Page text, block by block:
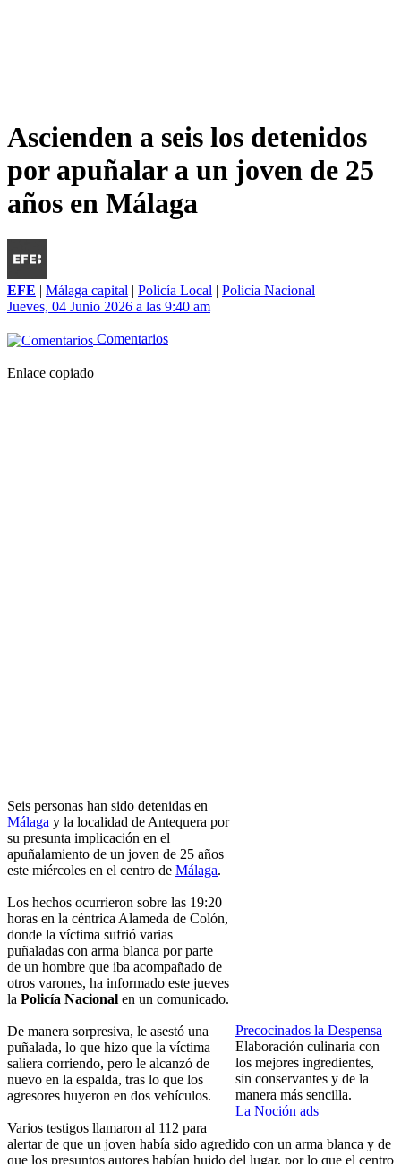
Ascienden a seis los detenidos
por apuñalar a un joven de 25
años en Málaga
EFE | Málaga capital | Policía Local | Policía Nacional
Jueves, 04 Junio 2026 a las 9:40 am
Comentarios
Enlace copiado
Precocinados la Despensa
Elaboración culinaria con
los mejores ingredientes,
sin conservantes y de la
manera más sencilla.
La Noción ads
Seis personas han sido detenidas en
Málaga y la localidad de Antequera por
su presunta implicación en el
apuñalamiento de un joven de 25 años
este miércoles en el centro de Málaga.
Los hechos ocurrieron sobre las 19:20
horas en la céntrica Alameda de Colón,
donde la víctima sufrió varias
puñaladas con arma blanca por parte
de un hombre que iba acompañado de
otros varones, ha informado este jueves
la Policía Nacional en un comunicado.
De manera sorpresiva, le asestó una
puñalada, lo que hizo que la víctima
saliera corriendo, pero le alcanzó de
nuevo en la espalda, tras lo que los
agresores huyeron en dos vehículos.
Varios testigos llamaron al 112 para
alertar de que un joven había sido agredido con un arma blanca y de
que los presuntos autores habían huido del lugar, por lo que el centro